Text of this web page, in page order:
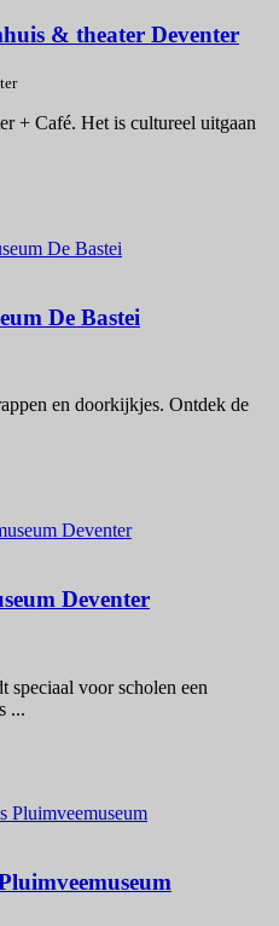
& theater Deventer
+ Café. Het is cultureel uitgaan
De Bastei
en doorkijkjes. Ontdek de
Deventer
speciaal voor scholen een
...